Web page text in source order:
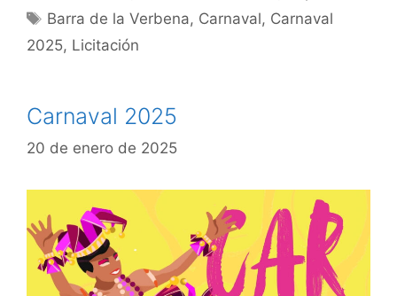
Barra de la Verbena, Carnaval, Carnaval
2025, Licitación
Carnaval 2025
20 de enero de 2025